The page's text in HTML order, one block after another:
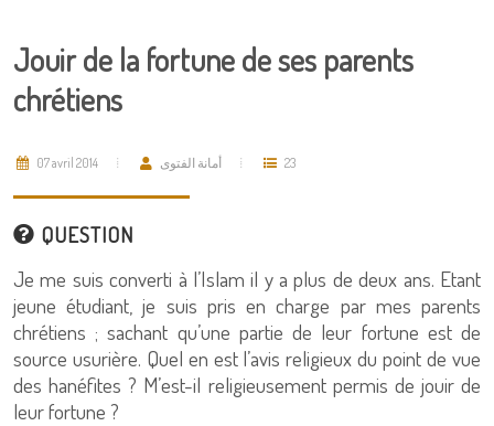
Jouir de la fortune de ses parents
chrétiens
07 avril 2014 أمانة الفتوى 23
QUESTION
Je me suis converti à l’Islam il y a plus de deux ans. Etant
jeune étudiant, je suis pris en charge par mes parents
chrétiens ; sachant qu’une partie de leur fortune est de
source usurière. Quel en est l’avis religieux du point de vue
des hanéfites ? M’est-il religieusement permis de jouir de
leur fortune ?